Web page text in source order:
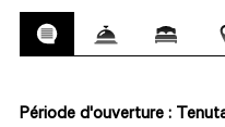
Période d'ouverture :